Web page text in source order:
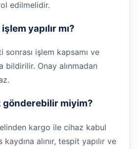
edilmelidir.
yapılır mı?
sonrası işlem kapsamı ve
bildirilir. Onay alınmadan
gönderebilir miyim?
kargo ile cihaz kabul
alınır, tespit yapılır ve